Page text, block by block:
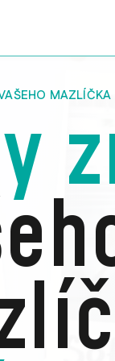
MAZLÍČKA